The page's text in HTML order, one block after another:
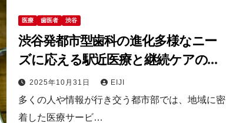
医療 歯医者 渋谷
渋谷発都市型歯科の進化多様なニー
ズに応える駅近医療と継続ケアの最
前線2025年10月31日 EIJI
多くの人や情報が行き交う都市部では、地域に密
着した医療サービ…